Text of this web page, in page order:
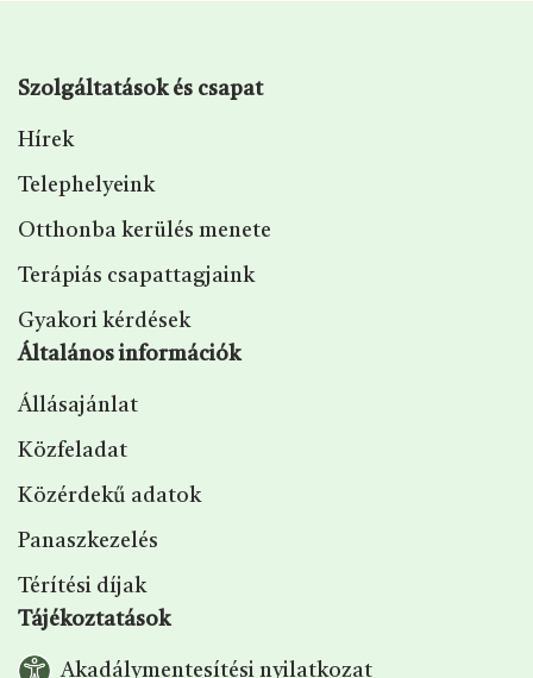
Szolgáltatások és csapat
Hírek
Telephelyeink
Otthonba kerülés menete
Terápiás csapattagjaink
Gyakori kérdések
Általános információk
Állásajánlat
Közfeladat
Közérdekű adatok
Panaszkezelés
Térítési díjak
Tájékoztatások
Akadálymentesítési nyilatkozat